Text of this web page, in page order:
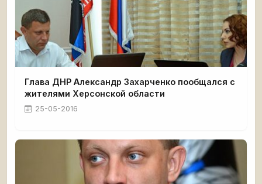
Глава ДНР Александр Захарченко пообщался с
жителями Херсонской области
25-05-2016